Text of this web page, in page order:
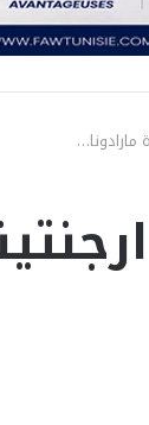
مارادونا…